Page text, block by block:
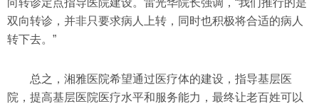
向转诊定点指导医院建设。雷光华院长强调，“我们推行的是
双向转诊，并非只要求病人上转，同时也积极将合适的病人
转下去。”
总之，湘雅医院希望通过医疗体的建设，指导基层医
院，提高基层医院医疗水平和服务能力，最终让老百姓可以